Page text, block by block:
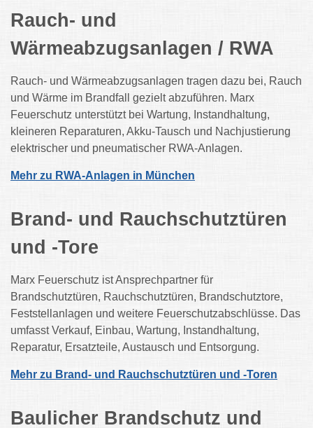
Rauch- und
Wärmeabzugsanlagen / RWA
Rauch- und Wärmeabzugsanlagen tragen dazu bei, Rauch
und Wärme im Brandfall gezielt abzuführen. Marx
Feuerschutz unterstützt bei Wartung, Instandhaltung,
kleineren Reparaturen, Akku-Tausch und Nachjustierung
elektrischer und pneumatischer RWA-Anlagen.
Mehr zu RWA-Anlagen in München
Brand- und Rauchschutztüren
und -Tore
Marx Feuerschutz ist Ansprechpartner für
Brandschutztüren, Rauchschutztüren, Brandschutztore,
Feststellanlagen und weitere Feuerschutzabschlüsse. Das
umfasst Verkauf, Einbau, Wartung, Instandhaltung,
Reparatur, Ersatzteile, Austausch und Entsorgung.
Mehr zu Brand- und Rauchschutztüren und -Toren
Baulicher Brandschutz und